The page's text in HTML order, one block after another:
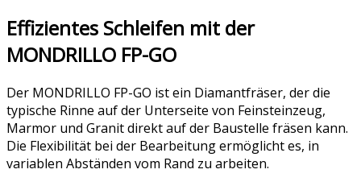
Effizientes Schleifen mit der
MONDRILLO FP-GO
Der MONDRILLO FP-GO ist ein Diamantfräser, der die
typische Rinne auf der Unterseite von Feinsteinzeug,
Marmor und Granit direkt auf der Baustelle fräsen kann.
Die Flexibilität bei der Bearbeitung ermöglicht es, in
variablen Abständen vom Rand zu arbeiten.